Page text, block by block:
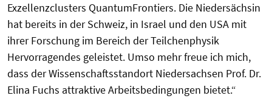
Exzellenzclusters QuantumFrontiers. Die Niedersächsin
hat bereits in der Schweiz, in Israel und den USA mit
ihrer Forschung im Bereich der Teilchenphysik
Hervorragendes geleistet. Umso mehr freue ich mich,
dass der Wissenschaftsstandort Niedersachsen Prof. Dr.
Elina Fuchs attraktive Arbeitsbedingungen bietet.“